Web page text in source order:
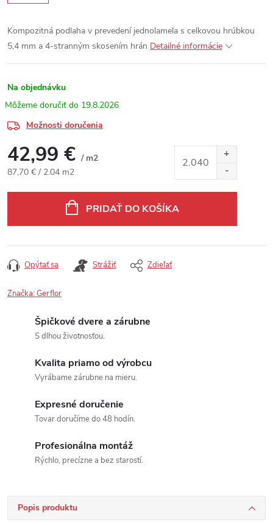
Kompozitná podlaha v prevedení jednolamela s celkovou hrúbkou
5,4 mm a 4-stranným skosením hrán Detailné informácie
Na objednávku
19.8.2026
Možnosti doručenia
42,99 € / m2
Jednotková cena:
87,70 € / 2.04 m2
PRIDAŤ DO KOŠÍKA
Opýtať sa Strážiť Zdieľať
Značka:Gerflor
Špičkové dvere a zárubne
S dlhou životnosťou.
Kvalita priamo od výrobcu
Vyrábame zárubne na mieru.
Expresné doručenie
Tovar doručíme do 48 hodín.
Profesionálna montáž
Rýchlo, precízne a bez starostí.
Popis produktu